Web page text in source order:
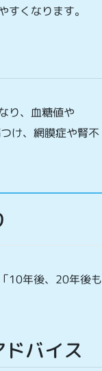
くなります。
り、血糖値や
け、網膜症や腎不
10年後、20年後も
バイス